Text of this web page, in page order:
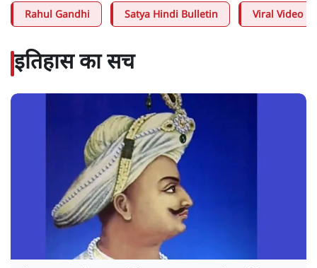
Rahul Gandhi Satya Hindi Bulletin Viral Video
इतिहास का सच